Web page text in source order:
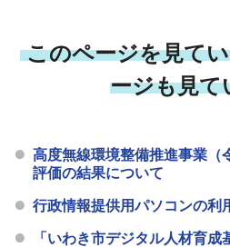
このページを見て
ージも見て
高度無線環境整備推進事業（
評価の結果について
行政情報提供用パソコンの利
「いわき市デジタル人材育